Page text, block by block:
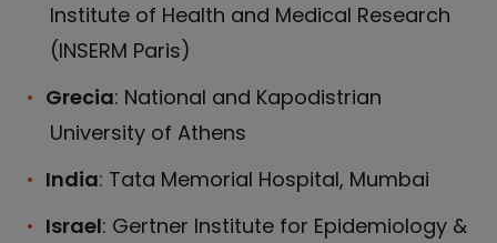
Institute of Health and Medical Research
(INSERM Paris)
Grecia: National and Kapodistrian
University of Athens
India: Tata Memorial Hospital, Mumbai
Israel: Gertner Institute for Epidemiology &